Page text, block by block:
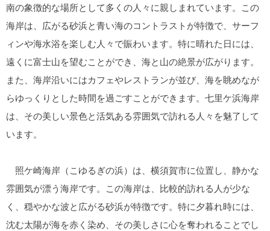
南の象徴的な場所として多くの人々に親しまれています。この
海岸は、広がる砂浜と青い海のコントラストが特徴で、サーフ
ィンや海水浴を楽しむ人々で賑わいます。特に晴れた日には、
遠くに富士山を望むことができ、海と山の絶景が広がります。
また、海岸沿いにはカフェやレストランが並び、海を眺めなが
らゆっくりとした時間を過ごすことができます。七里ケ浜海岸
は、その美しい景色と活気ある雰囲気で訪れる人々を魅了して
います。
照ケ崎海岸（こゆるぎの浜）は、横須賀市に位置し、静かな
雰囲気が漂う海岸です。この海岸は、比較的訪れる人が少な
く、穏やかな波と広がる砂浜が特徴です。特に夕暮れ時には、
沈む太陽が海を赤く染め、その美しさに心を奪われることでし